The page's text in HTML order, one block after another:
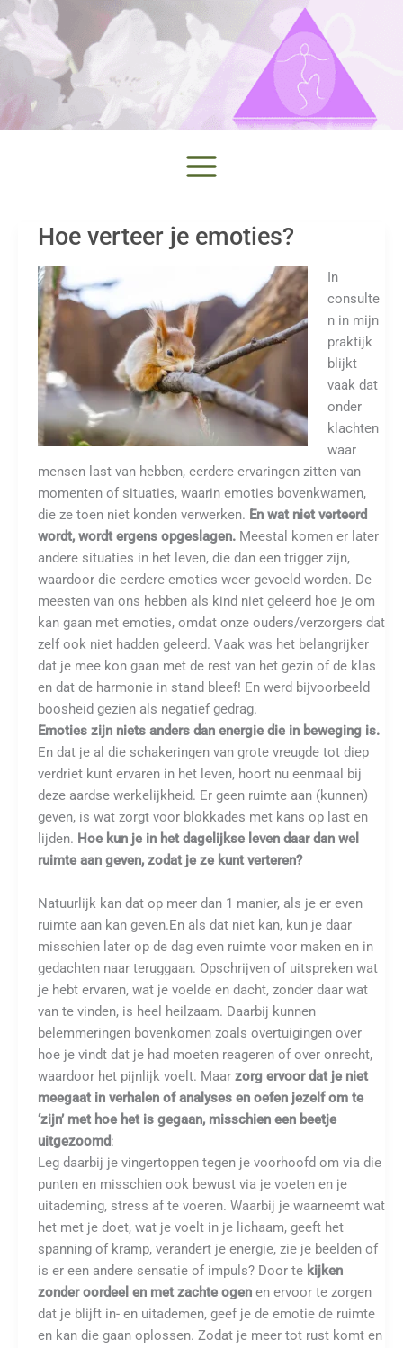
Ga
naar
de
inhoud
Hoe verteer je emoties?
In
consulte
n in mijn
praktijk
blijkt
vaak dat
onder
klachten
waar
mensen last van hebben, eerdere ervaringen zitten van
momenten of situaties, waarin emoties bovenkwamen,
die ze toen niet konden verwerken. En wat niet verteerd
wordt, wordt ergens opgeslagen.Meestal komen er later
andere situaties in het leven, die dan een trigger zijn,
waardoor die eerdere emoties weer gevoeld worden. De
meesten van ons hebben als kind niet geleerd hoe je om
kan gaan met emoties, omdat onze ouders/verzorgers dat
zelf ook niet hadden geleerd. Vaak was het belangrijker
dat je mee kon gaan met de rest van het gezin of de klas
en dat de harmonie in stand bleef! En werd bijvoorbeeld
boosheid gezien als negatief gedrag.
Emoties zijn niets anders dan energie die in beweging is.
En dat je al die schakeringen van grote vreugde tot diep
verdriet kunt ervaren in het leven, hoort nu eenmaal bij
deze aardse werkelijkheid. Er geen ruimte aan (kunnen)
geven, is wat zorgt voor blokkades met kans op last en
lijden. Hoe kun je in het dagelijkse leven daar dan wel
ruimte aan geven, zodat je ze kunt verteren?
Natuurlijk kan dat op meer dan 1 manier, als je er even
ruimte aan kan geven.En als dat niet kan, kun je daar
misschien later op de dag even ruimte voor maken en in
gedachten naar teruggaan. Opschrijven of uitspreken wat
je hebt ervaren, wat je voelde en dacht, zonder daar wat
van te vinden, is heel heilzaam. Daarbij kunnen
belemmeringen bovenkomen zoals overtuigingen over
hoe je vindt dat je had moeten reageren of over onrecht,
waardoor het pijnlijk voelt. Maar zorg ervoor dat je niet
meegaat in verhalen of analyses en oefen jezelf om te
‘zijn’ met hoe het is gegaan, misschien een beetje
uitgezoomd:
Leg daarbij je vingertoppen tegen je voorhoofd om via die
punten en misschien ook bewust via je voeten en je
uitademing, stress af te voeren. Waarbij je waarneemt wat
het met je doet, wat je voelt in je lichaam, geeft het
spanning of kramp, verandert je energie, zie je beelden of
is er een andere sensatie of impuls? Door te kijken
zonder oordeel en met zachte ogenen ervoor te zorgen
dat je blijft in- en uitademen, geef je de emotie de ruimte
en kan die gaan oplossen. Zodat je meer tot rust komt en